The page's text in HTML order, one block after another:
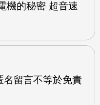
機的秘密 超音速
名留言不等於免責